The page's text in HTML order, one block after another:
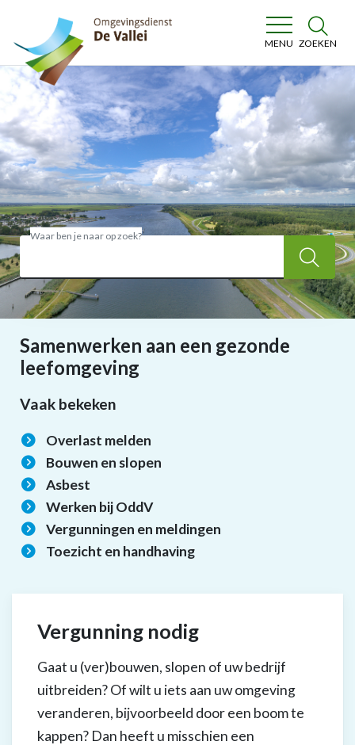
Omgevingsdienst De Vallei
MENU ZOEKEN
Waar ben je naar op zoek?
Samenwerken aan een gezonde
leefomgeving
Vaak bekeken
Overlast melden
Bouwen en slopen
Asbest
Werken bij OddV
Vergunningen en meldingen
Toezicht en handhaving
Vergunning nodig
Gaat u (ver)bouwen, slopen of uw bedrijf
uitbreiden? Of wilt u iets aan uw omgeving
veranderen, bijvoorbeeld door een boom te
kappen? Dan heeft u misschien een